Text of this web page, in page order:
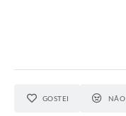
GOSTEI NÃO